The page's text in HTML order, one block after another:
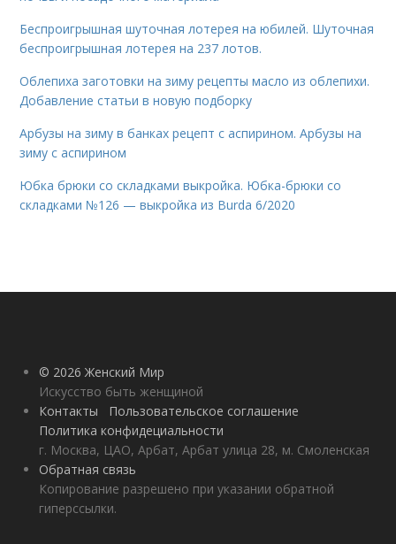
Беспроигрышная шуточная лотерея на юбилей. Шуточная
беспроигрышная лотерея на 237 лотов.
Облепиха заготовки на зиму рецепты масло из облепихи.
Добавление статьи в новую подборку
Арбузы на зиму в банках рецепт с аспирином. Арбузы на
зиму с аспирином
Юбка брюки со складками выкройка. Юбка-брюки со
складками №126 — выкройка из Burda 6/2020
© 2026 Женский Мир
Искусство быть женщиной
Контакты
Пользовательское соглашение
Политика конфидециальности
г. Москва, ЦАО, Арбат, Арбат улица 28, м. Смоленская
Обратная связь
Копирование разрешено при указании обратной
гиперссылки.